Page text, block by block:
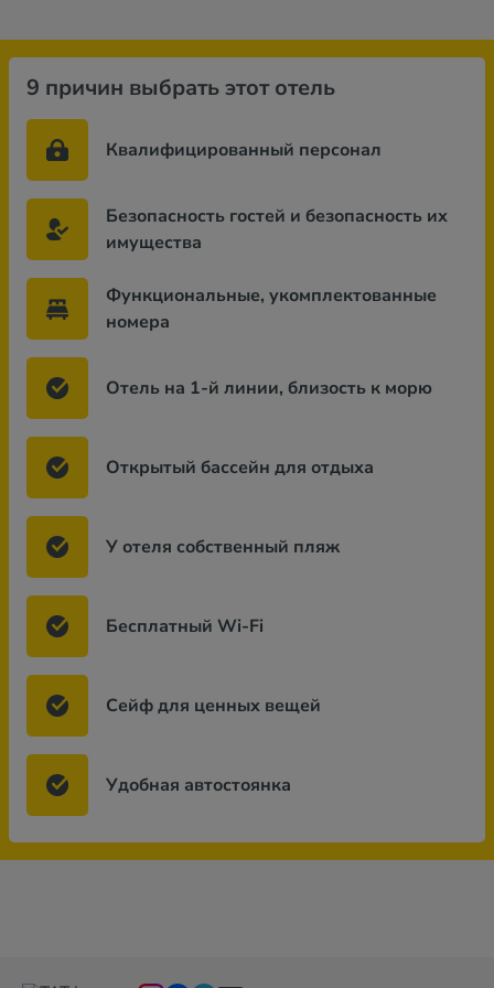
9 причин выбрать этот отель
Квалифицированный персонал
Безопасность гостей и безопасность их
имущества
Функциональные, укомплектованные
номера
Отель на 1-й линии, близость к морю
Открытый бассейн для отдыха
У отеля собственный пляж
Бесплатный Wi-Fi
Сейф для ценных вещей
Удобная автостоянка